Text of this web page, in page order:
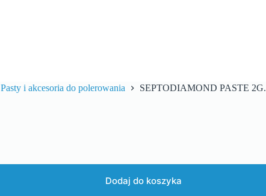
Pasty i akcesoria do polerowania
SEPTODIAMOND PASTE 2G.
Dodaj do koszyka